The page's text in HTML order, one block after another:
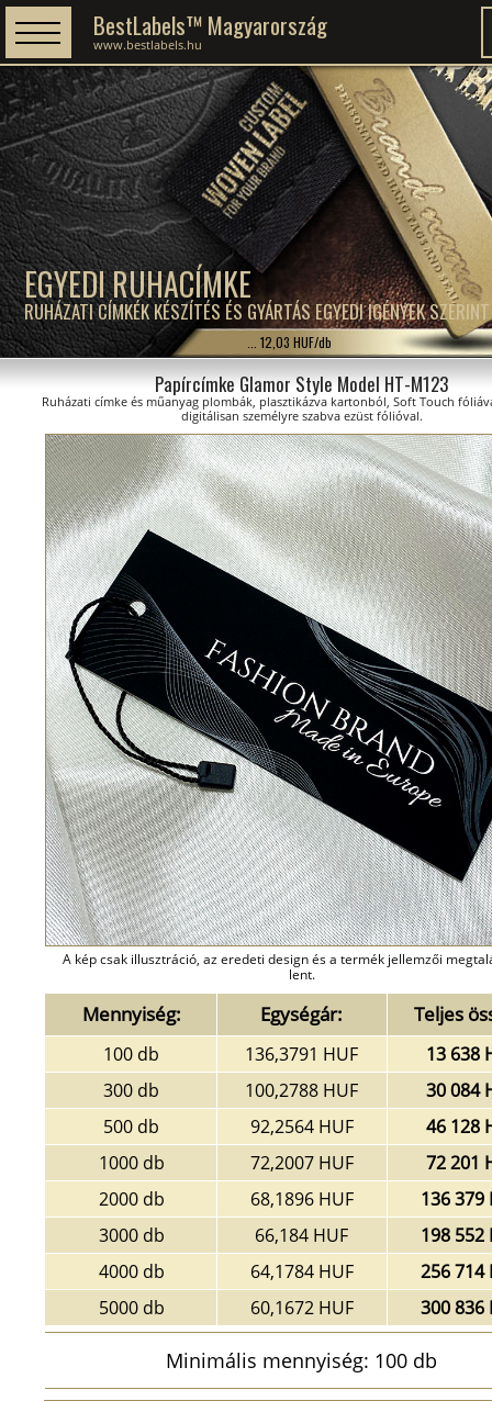
EGYEDI RUHACÍMKE
RUHÁZATI CÍMKÉK KÉSZÍTÉS ÉS GYÁRTÁS EGYEDI IGÉNYEK SZERINT
BestLabels™ Magyarország
www.bestlabels.hu
... 12,03 HUF/db
Papírcímke Glamor Style Model HT-M123
Ruházati címke és műanyag plombák, plasztikázva kartonból, Soft Touch
digitálisan személyre szabva ezüst fólióval.
A kép csak illusztráció, az eredeti design és a termék jellemzői
lent.
Mennyiség: Egységár: Teljes
100 db 136,3791 HUF
13 638
300 db
100,2788 HUF
30 084
500 db
92,2564 HUF
46 128
1000 db
72,2007 HUF
72 201
2000 db
68,1896 HUF
136 379
3000 db
66,184 HUF
198 552
4000 db
64,1784 HUF
256 714
5000 db
60,1672 HUF 300 836
Minimális mennyiség: 100 db